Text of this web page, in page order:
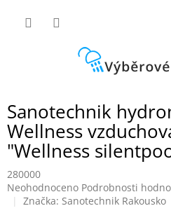
Sanotechnik
Wellness
"Wellness
280000
Průměrné
hodnocení
Neohodnoceno Podrobnosti
Značka: Sanotechnik Rakousko